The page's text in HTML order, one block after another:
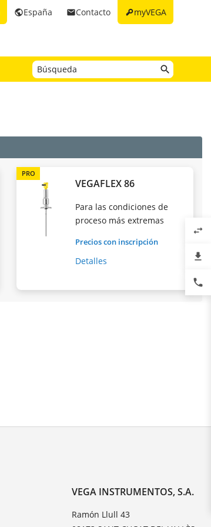
keymyVEGA
emailContacto
publicEspaña
PRO
VEGAFLEX 86
Para las condiciones de
proceso más extremas
Precios con inscripción
Detalles
VEGA INSTRUMENTOS, S.A.
Ramón Llull 43
swap_horiz
file_download
phone